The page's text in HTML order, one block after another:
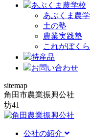
あぶくま農学校
あぶくま農
土の塾
農業実践塾
これがぼく
特産品
お問い合わせ
sitemap
角田市農業振興公社
坊41
公社の紹介